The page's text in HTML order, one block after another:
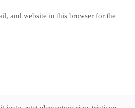
and website in this browser for the